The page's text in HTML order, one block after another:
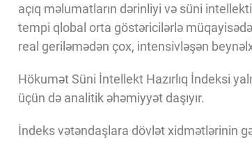
açıq məlumatların dərinliyi və süni
tempi qlobal orta göstəricilərlə
real geriləmədən çox, intensivləşən
Hökumət Süni İntellekt Hazırlıq İndeksi
üçün də analitik əhəmiyyət daşıyır.
İndeks vətəndaşlara dövlət xidmətlərinin